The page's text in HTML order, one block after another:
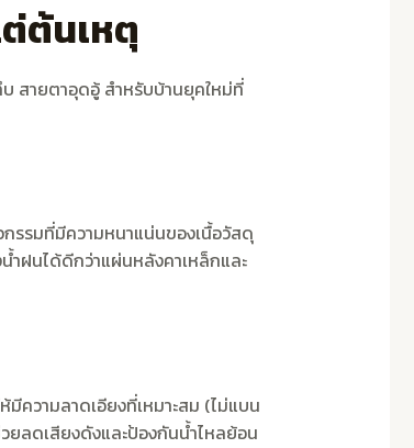
ต้นเหตุ
สายตาอุดอู้ สำหรับบ้านยุคใหม่ที่
รรมที่มีความหนาแน่นของเนื้อวัสดุ
ฝนได้ดีกว่าแผ่นหลังคาเหล็กและ
ความลาดเอียงที่เหมาะสม (ไม่แบน
ยลดเสียงดังและป้องกันน้ำไหลย้อน